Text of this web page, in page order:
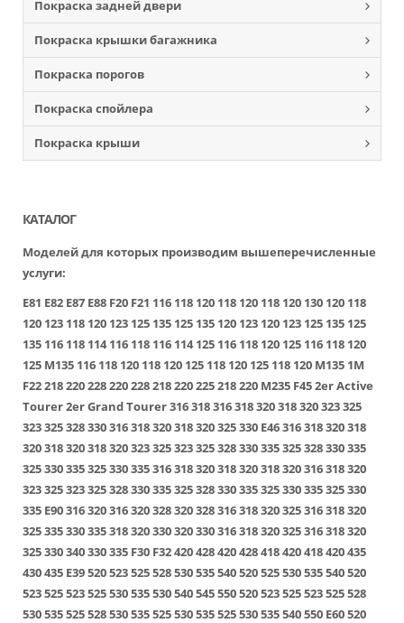
Покраска задней двери
Покраска крышки багажника
Покраска порогов
Покраска спойлера
Покраска крыши
КАТАЛОГ
Моделей для которых производим вышеперечисленные
услуги:
E81 E82 E87 E88 F20 F21 116 118 120 118 120 118 120 130 120 118
120 123 118 120 123 125 135 125 135 120 123 120 123 125 135 125
135 116 118 114 116 118 116 114 125 116 118 120 125 116 118 120
125 M135 116 118 120 118 120 125 118 120 125 118 120 M135 1M
F22218220228220228218220225218220 M235 F452er Active
Tourer2er Grand Tourer316318316318320318320323325
323325328330316318320318320325330 E46316318320318
320318320318320323325323325328330335325328330335
325330335325330335316318320318320318320316318320
323325323325328330335325328330335325330335325330
335 E90316320316320328320328316318320325316318320
325335330335318320330320330316318320325316318320
325330340330335 F30 F32420428420428418420418420435
430435 E39520523525528530535540520525530535540520
523525523525530535530540545550520523525523525528
530535525528530535525530535525530535540550 E60520